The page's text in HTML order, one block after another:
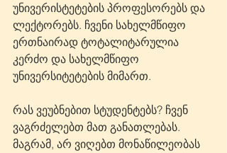
უნივერისტეტების პროფესორებს და
ლექტორებს. ჩვენი სახელმწიფო
ერთნაირად ტოტალიტარულია
კერძო და სახელმწიფო
უნივერსიტეტების მიმართ.
რას ვეუბნებით სტუდენტებს? ჩვენ
ვაგრძელებთ მათ განათლებას.
მაგრამ, არ ვიღებთ მონაწილეობას